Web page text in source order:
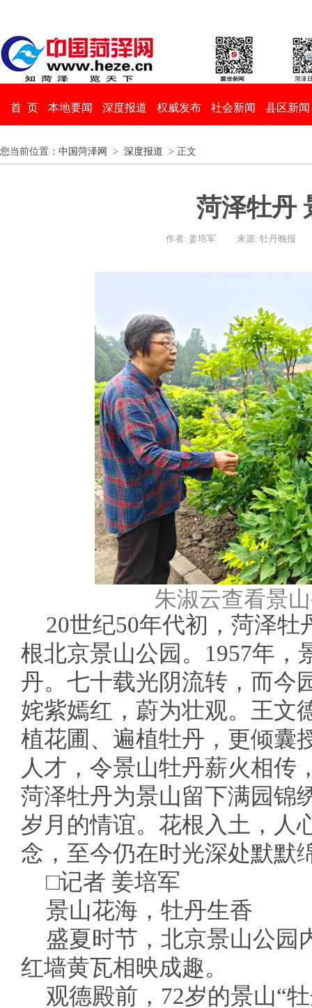
首 页 本地要闻 深度报道 权威发布 社会新闻 县区新闻
您当前位置： 中国菏泽网 > 深度报道 > 正文
菏泽牡丹
作者: 姜培军 来源: 牡丹晚报
朱淑云查看景
20世纪50年代初，菏泽
根北京景山公园。1957年，
丹。七十载光阴流转，而今
姹紫嫣红，蔚为壮观。王文
植花圃、遍植牡丹，更倾囊
人才，令景山牡丹薪火相传
菏泽牡丹为景山留下满园锦
岁月的情谊。花根入土，人
念，至今仍在时光深处默默
□记者 姜培军
景山花海，牡丹生香
盛夏时节，北京景山公园
红墙黄瓦相映成趣。
观德殿前，72岁的景山“